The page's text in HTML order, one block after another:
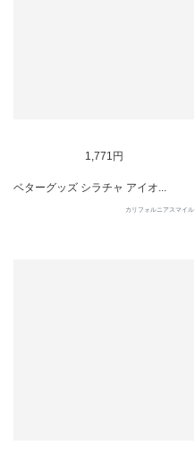
1,771円
ベターグッズ シラチャ アイオ...
カリフォルニアスマイル